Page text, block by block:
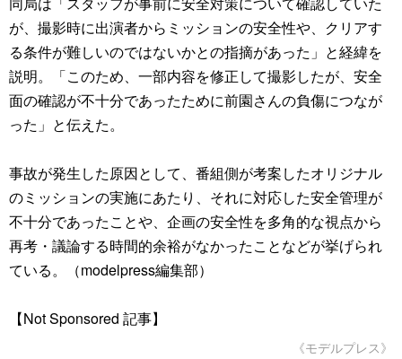
が、撮影時に出演者からミッションの安全性や、クリアす
る条件が難しいのではないかとの指摘があった」と経緯を
説明。「このため、一部内容を修正して撮影したが、安全
面の確認が不十分であったために前園さんの負傷につなが
った」と伝えた。
事故が発生した原因として、番組側が考案したオリジナル
のミッションの実施にあたり、それに対応した安全管理が
不十分であったことや、企画の安全性を多角的な視点から
再考・議論する時間的余裕がなかったことなどが挙げられ
ている。（modelpress編集部）
【Not Sponsored 記事】
《モデルプレス》